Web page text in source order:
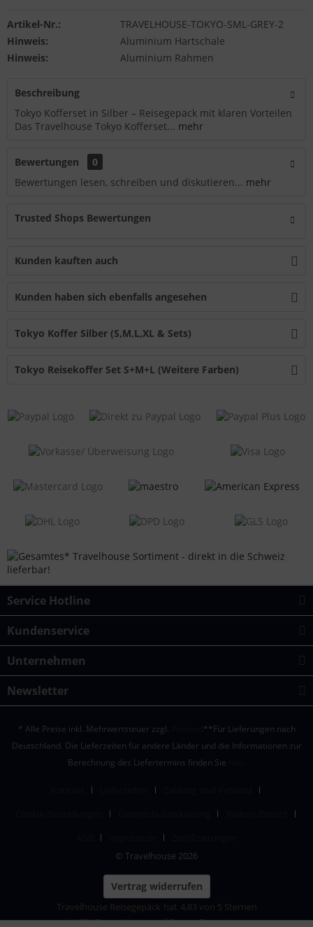
Artikel-Nr.:
TRAVELHOUSE-TOKYO-SML-GREY-2
Hinweis:
Aluminium Hartschale
Hinweis:
Aluminium Rahmen
Beschreibung
Tokyo Kofferset in Silber – Reisegepäck mit klaren Vorteilen
Das Travelhouse Tokyo Kofferset... mehr
Bewertungen
0
Bewertungen lesen, schreiben und diskutieren... mehr
Trusted Shops Bewertungen
Kunden kauften auch
Kunden haben sich ebenfalls angesehen
Tokyo Koffer Silber (S,M,L,XL & Sets)
Tokyo Reisekoffer Set S+M+L (Weitere Farben)
Service Hotline
Kundenservice
Unternehmen
Newsletter
* Alle Preise inkl. Mehrwertsteuer zzgl.
**Für Lieferungen nach
Deutschland. Die Lieferzeiten für andere Länder und die Informationen zur
Berechnung des Liefertermins finden Sie
© Travelhouse 2026
Vertrag widerrufen
Travelhouse Reisegepäck hat 4,83 von 5 Sternen
|1874Bewertungen auf ProvenExpert.com